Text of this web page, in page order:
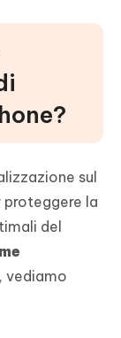
sul
proteggere la
del
, vediamo